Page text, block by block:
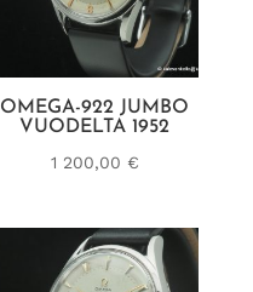
OMEGA-922 JUMBO
VUODELTA 1952
1 200,00 €